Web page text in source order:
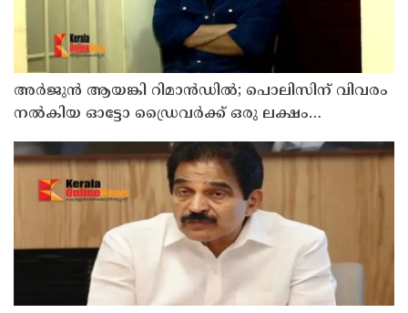
അര്‍ജുന്‍ ആയങ്കി റിമാന്‍ഡില്‍; പൊലിസിന് വിവരം
നൽകിയ ഓട്ടോ ഡ്രൈവർക്ക് ഒരു ലക്ഷം